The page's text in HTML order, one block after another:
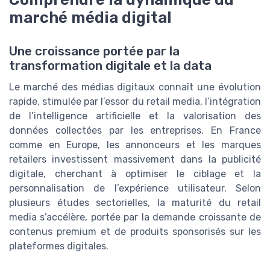
marché média digital
Une croissance portée par la
transformation digitale et la data
Le marché des médias digitaux connaît une évolution
rapide, stimulée par l’essor du retail media, l’intégration
de l’intelligence artificielle et la valorisation des
données collectées par les entreprises. En France
comme en Europe, les annonceurs et les marques
retailers investissent massivement dans la publicité
digitale, cherchant à optimiser le ciblage et la
personnalisation de l’expérience utilisateur. Selon
plusieurs études sectorielles, la maturité du retail
media s’accélère, portée par la demande croissante de
contenus premium et de produits sponsorisés sur les
plateformes digitales.